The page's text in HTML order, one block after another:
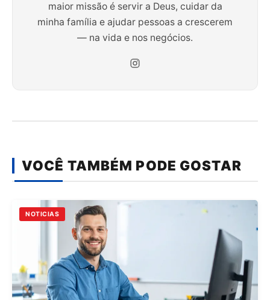
maior missão é servir a Deus, cuidar da
minha família e ajudar pessoas a crescerem
— na vida e nos negócios.
VOCÊ TAMBÉM PODE GOSTAR
NOTICIAS